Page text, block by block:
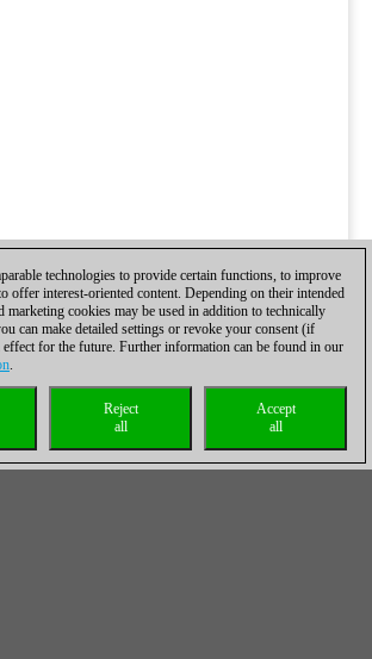
technologies to provide certain functions, to improve
offer interest-oriented content. Depending on their intended
marketing cookies may be used in addition to technically
can make detailed settings or revoke your consent (if
for the future. Further information can be found in our
.
Accept
all
Reject
all